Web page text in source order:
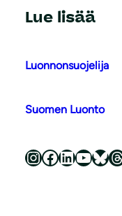
Lue lisää
Luonnonsuojelija
Suomen Luonto
Luonnonsuojeluliitto Instagramissa Luonnonsuojeluliitto Facebookissa Luonnonsuojeluliitto LinkedInissä Luonnonsuojeluliiton YouTube-kanava Luonnonsuojeluliitto Blueskyssa Luonnonsuojeluliitto Threadsissa